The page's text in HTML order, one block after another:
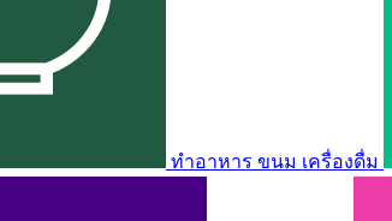
ทำอาหาร ขนม เครื่องดื่ม